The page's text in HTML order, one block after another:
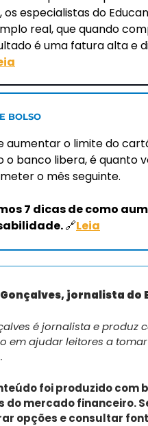
os especialistas do
real, que quando
BOLSO
aumentar o limite do
o banco libera, é quanto
o mês seguinte.
7 dicas de como
🔗Leia
jornalista do
é jornalista e produz
em ajudar leitores a
foi produzido com
do mercado financeiro.
opções e consultar